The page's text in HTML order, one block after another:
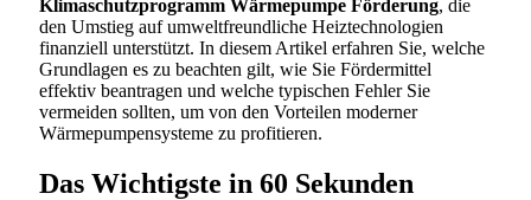
Klimaschutzprogramm Wärmepumpe Förderung, die
den Umstieg auf umweltfreundliche Heiztechnologien
finanziell unterstützt. In diesem Artikel erfahren Sie, welche
Grundlagen es zu beachten gilt, wie Sie Fördermittel
effektiv beantragen und welche typischen Fehler Sie
vermeiden sollten, um von den Vorteilen moderner
Wärmepumpensysteme zu profitieren.
Das Wichtigste in 60 Sekunden